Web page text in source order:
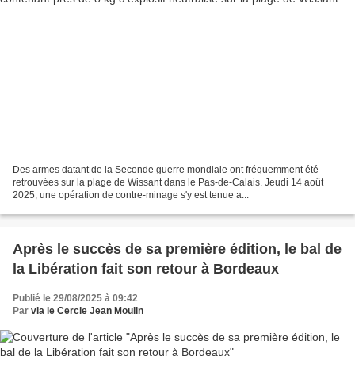
Des armes datant de la Seconde guerre mondiale ont fréquemment été
retrouvées sur la plage de Wissant dans le Pas-de-Calais. Jeudi 14 août
2025, une opération de contre-minage s'y est tenue a...
Après le succès de sa première édition, le bal de
la Libération fait son retour à Bordeaux
Publié le 29/08/2025 à 09:42
Par via le Cercle Jean Moulin